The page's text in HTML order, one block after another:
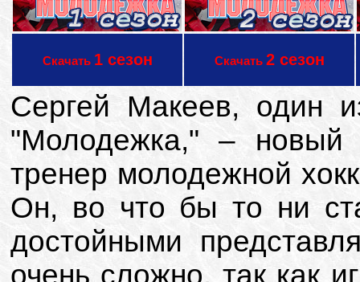
Скачать 1 сезон Скачать 2 сезон
Сергей Макеев, один
"Молодежка," – новый
тренер молодежной
Он, во что бы то ни
достойными
очень сложно, так как